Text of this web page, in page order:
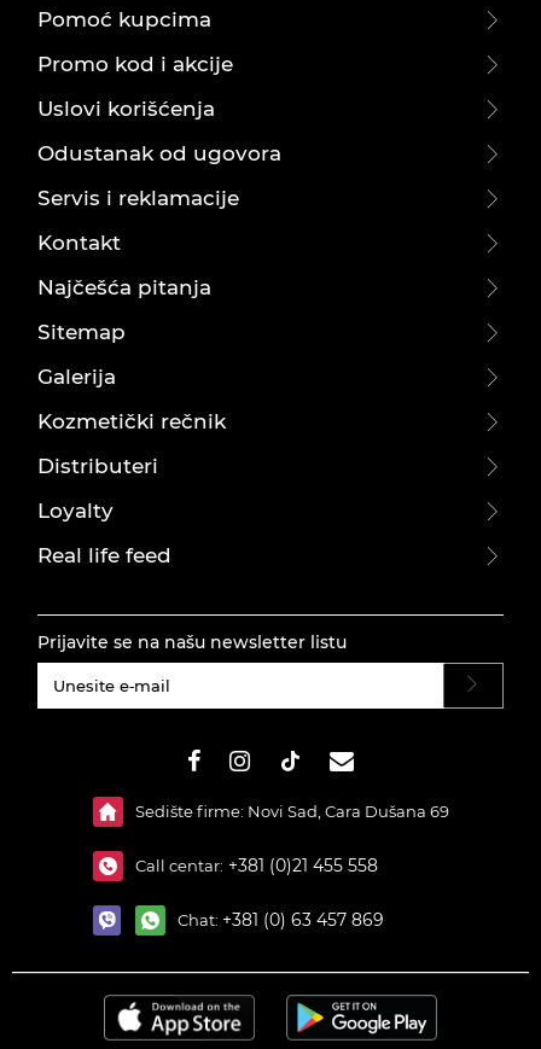
Pomoć kupcima
Promo kod i akcije
Uslovi korišćenja
Odustanak od ugovora
Servis i reklamacije
Kontakt
Najčešća pitanja
Sitemap
Galerija
Kozmetički rečnik
Distributeri
Loyalty
Real life feed
Prijavite se na našu newsletter listu
Sedište firme: Novi Sad, Cara Dušana 69
Call centar: +381 (0)21 455 558
Chat: +381 (0) 63 457 869